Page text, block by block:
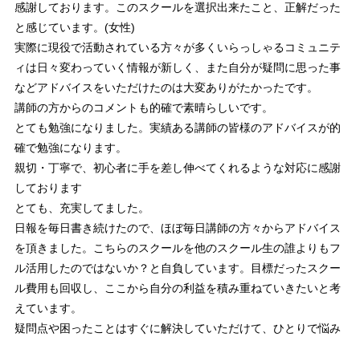
感謝しております。このスクールを選択出来たこと、正解だった
と感じています。(女性)
実際に現役で活動されている方々が多くいらっしゃるコミュニテ
ィは日々変わっていく情報が新しく、また自分が疑問に思った事
などアドバイスをいただけたのは大変ありがたかったです。
講師の方からのコメントも的確で素晴らしいです。
とても勉強になりました。実績ある講師の皆様のアドバイスが的
確で勉強になります。
親切・丁寧で、初心者に手を差し伸べてくれるような対応に感謝
しております
とても、充実してました。
日報を毎日書き続けたので、ほぼ毎日講師の方々からアドバイス
を頂きました。こちらのスクールを他のスクール生の誰よりもフ
ル活用したのではないか？と自負しています。目標だったスクー
ル費用も回収し、ここから自分の利益を積み重ねていきたいと考
えています。
疑問点や困ったことはすぐに解決していただけて、ひとりで悩み